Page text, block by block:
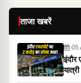
ताजा खबरें
05
इंदौर